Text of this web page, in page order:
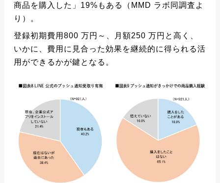
商品を購入した」19%もある（MMD ラボ同調査よ
り）。
登録初期費用800 万円～、月額250 万円と高く、
いかに、費用に見合った効果を継続的に得られる活
用ができるかが鍵となる。